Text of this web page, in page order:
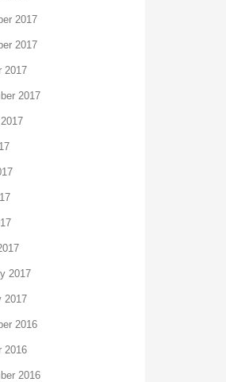
2017
2017
2017
2017
2017
2017
2016
2016
2016